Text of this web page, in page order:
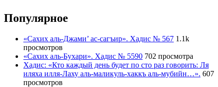
Популярное
«Сахих аль-Джами’ ас-сагъир». Хадис № 567 1.1k
просмотров
«Сахих аль-Бухари». Хадис № 5590 702 просмотра
Хадис: «Кто каждый день будет по сто раз говорить: Ля
иляха илля-Лаху аль-маликуль-хаккъ аль-мубийн…». 607
просмотров